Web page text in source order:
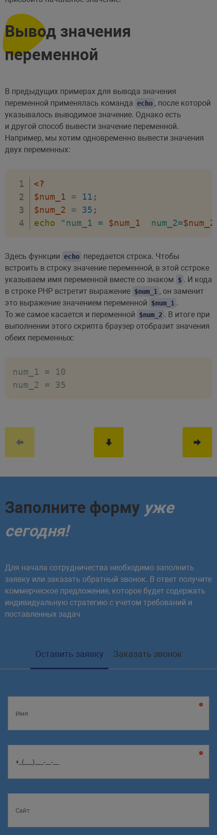
Вывод значения
переменной
В предыдущих примерах для вывода значения
переменной применялась команда echo , после которой
указывалось выводимое значение. Однако есть
и другой способ вывести значение переменной.
Например, мы хотим одновременно вывести значения
двух переменных:
<?
$num_1
= 11 ;
$num_2
= 35 ;
echo
"num_1 = $num_1
  num_2=
$num_2
Здесь функции echo передается строка. Чтобы
встроить в строку значение переменной, в этой сстроке
указываем имя переменной вместе со знаком
$ . И кода
в строке PHP встретит выражение $num_1 , он заменит
это выражение значением переменной
$num_1 .
То же самое касается и переменной
$num_2 . В итоге при
выполнении этого скрипта браузер отобразит значения
обеих переменных:
num_1 = 10
num_2 = 35
Заполните форму уже
сегодня!
Для начала сотрудничества необходимо заполнить
заявку или заказать обратный звонок. В ответ получите
коммерческое предложение, которое будет содержать
индивидуальную стратегию с учетом требований и
поставленных задач
Оставить заявку Заказать звонок